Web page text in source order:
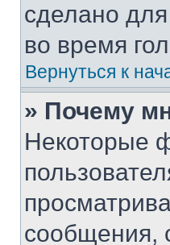
сделано
во время
Вернуться к
» Почему
Некоторые
сообщения,